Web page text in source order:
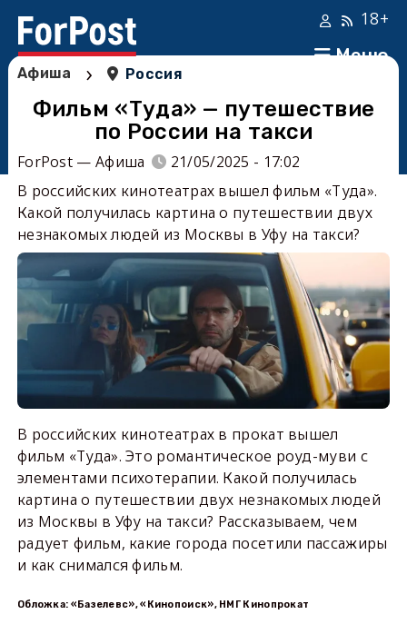
Меню
18+
Афиша › Россия
Фильм «Туда» — путешествие
по России на такси
ForPost — Афиша
21/05/2025 - 17:02
В российских кинотеатрах вышел фильм «Туда».
Какой получилась картина о путешествии двух
незнакомых людей из Москвы в Уфу на такси?
В российских кинотеатрах в прокат вышел
фильм «Туда». Это романтическое роуд-муви с
элементами психотерапии. Какой получилась
картина о путешествии двух незнакомых людей
из Москвы в Уфу на такси? Рассказываем, чем
радует фильм, какие города посетили пассажиры
и как снимался фильм.
Обложка: «Базелевс», «Кинопоиск», НМГ Кинопрокат